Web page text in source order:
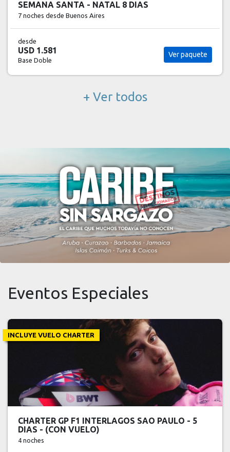
SEMANA SANTA - NATAL 8 DIAS
7 noches desde Buenos Aires
desde
USD 1.581
Base Doble
Ver paquete
+ Ver todos
Eventos Especiales
INCLUYE VUELO CHARTER
CHARTER GP F1 INTERLAGOS SAO PAULO - 5
DIAS - (CON VUELO)
4 noches